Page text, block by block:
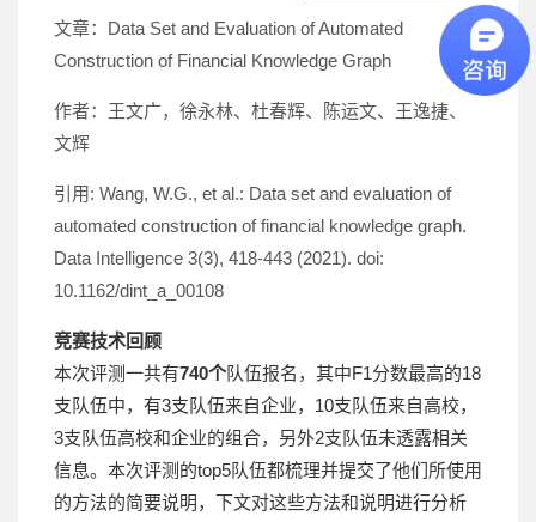
文章：Data Set and Evaluation of Automated
Construction of Financial Knowledge Graph
作者：王文广，徐永林、杜春辉、陈运文、王逸捷、
文辉
引用: Wang, W.G., et al.: Data set and evaluation of
automated construction of financial knowledge graph.
Data Intelligence 3(3), 418-443 (2021). doi:
10.1162/dint_a_00108
竞赛技术回顾
本次评测一共有740个队伍报名，其中F1分数最高的18
支队伍中，有3支队伍来自企业，10支队伍来自高校，
3支队伍高校和企业的组合，另外2支队伍未透露相关
信息。本次评测的top5队伍都梳理并提交了他们所使用
的方法的简要说明，下文对这些方法和说明进行分析